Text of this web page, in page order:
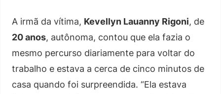
A irmã da vítima, Kevellyn Lauanny Rigoni, de
20 anos, autônoma, contou que ela fazia o
mesmo percurso diariamente para voltar do
trabalho e estava a cerca de cinco minutos de
casa quando foi surpreendida. “Ela estava